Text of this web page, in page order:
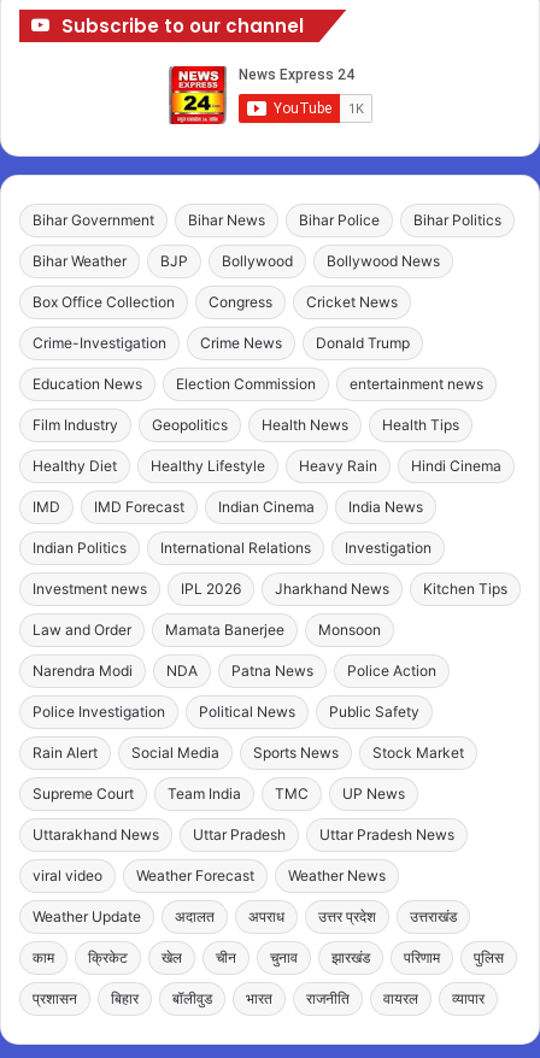
Subscribe to our channel
Bihar Government Bihar News Bihar Police Bihar Politics
Bihar Weather BJP Bollywood Bollywood News
Box Office Collection Congress Cricket News
Crime-Investigation Crime News Donald Trump
Education News Election Commission entertainment news
Film Industry Geopolitics Health News Health Tips
Healthy Diet Healthy Lifestyle Heavy Rain Hindi Cinema
IMD IMD Forecast Indian Cinema India News
Indian Politics International Relations Investigation
Investment news IPL 2026 Jharkhand News Kitchen Tips
Law and Order Mamata Banerjee Monsoon
Narendra Modi NDA Patna News Police Action
Police Investigation Political News Public Safety
Rain Alert Social Media Sports News Stock Market
Supreme Court Team India TMC UP News
Uttarakhand News Uttar Pradesh Uttar Pradesh News
viral video Weather Forecast Weather News
Weather Update अदालत अपराध उत्तर प्रदेश उत्तराखंड
काम क्रिकेट खेल चीन चुनाव झारखंड परिणाम पुलिस
प्रशासन बिहार बॉलीवुड भारत राजनीति वायरल व्यापार